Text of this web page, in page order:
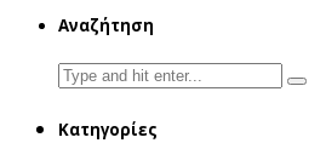
Αναζήτηση
Search
for:
Κατηγορίες